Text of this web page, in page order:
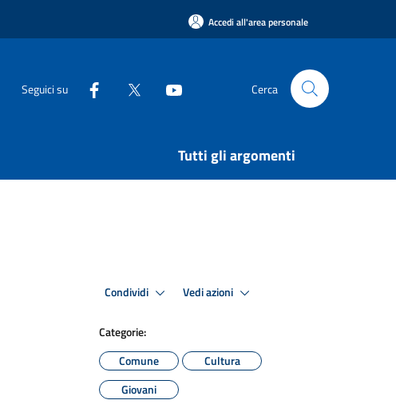
Accedi all'area personale
Seguici su Cerca
Tutti gli argomenti
Condividi Vedi azioni
Categorie:
Comune
Cultura
Giovani